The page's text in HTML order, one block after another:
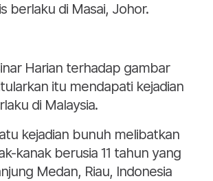
berlaku di Masai, Johor.
Harian terhadap gambar
itu mendapati kejadian
di Malaysia.
kejadian bunuh melibatkan
kanak berusia 11 tahun yang
Medan, Riau, Indonesia